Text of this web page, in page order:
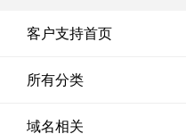
客户支持首页
所有分类
域名相关